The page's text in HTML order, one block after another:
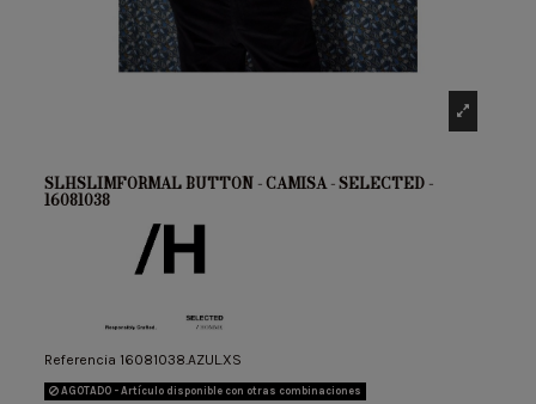
SLHSLIMFORMAL BUTTON - CAMISA - SELECTED -
16081038
Referencia 16081038.AZUL.XS
AGOTADO - Artículo disponible con otras combinaciones